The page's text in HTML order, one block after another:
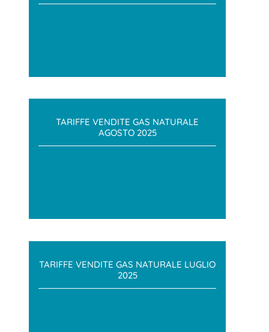
TARIFFE VENDITE GAS NATURALE
AGOSTO 2025
TARIFFE VENDITE GAS NATURALE LUGLIO
2025